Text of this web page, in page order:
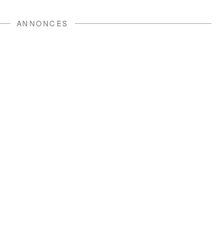
ANNONCES